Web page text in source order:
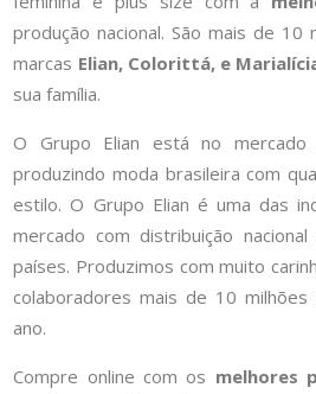
produção nacional. São mais de
marcas Elian, Colorittá, e
sua família.
O Grupo Elian está no mercado
produzindo moda brasileira com
estilo. O Grupo Elian é uma das
mercado com distribuição
países. Produzimos com muito
colaboradores mais de 10
ano.
Compre online com os melhores